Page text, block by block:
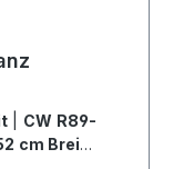
CW R89-
cm Breite